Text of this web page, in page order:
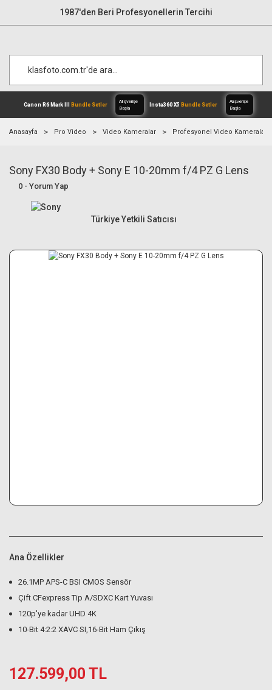
1987'den Beri Profesyonellerin Tercihi
Canon R6 Mark IIIBundle Setler
Alışverişe
Anasayfa Pro Video Video Kameralar Profesyonel Video Kameralar
Sony FX30 Body + Sony E 10-20mm f/4 PZ G Lens
0 - Yorum Yap
Türkiye Yetkili Satıcısı
Ana Özellikler
26.1MP APS-C BSI CMOS Sensör
Çift CFexpress Tip A/SDXC Kart Yuvası
120p'ye kadar UHD 4K
10-Bit 4:2:2 XAVC SI,16-Bit Ham Çıkış
127.599,00 TL